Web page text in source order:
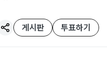
게시판 투표하기